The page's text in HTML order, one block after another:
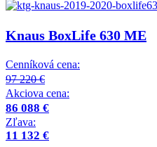
Knaus BoxLife 630 ME
Cenníková cena:
97 220 €
Akciova cena:
86 088 €
Zľava:
11 132 €